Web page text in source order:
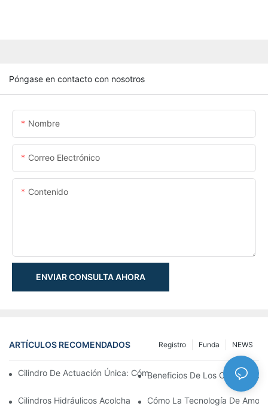
Póngase en contacto con nosotros
Nombre
Correo Electrónico
Contenido
ENVIAR CONSULTA AHORA
ARTÍCULOS RECOMENDADOS NEWS
Funda
Registro
Cilindro De Actuación Única: Cómo Funciona & Aplicaciones
Beneficios De Los Cilindros
Cilindros Hidráulicos Acolchados: Impacto Reductor &
Cómo La Tecnología De